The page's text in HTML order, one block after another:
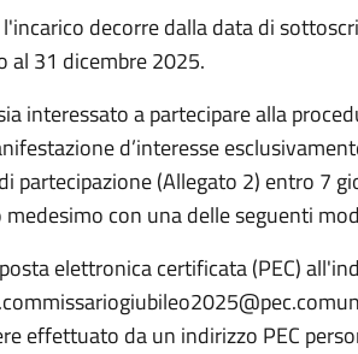
decorre dalla data di
al 31 dicembre 2025.
interessato a partecipare alla
d’interesse
partecipazione (Allegato 2) entro 7
medesimo con una delle seguenti
elettronica certificata (PEC)
effettuato da un indirizzo PEC